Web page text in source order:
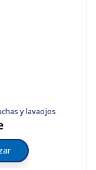
y lavaojos